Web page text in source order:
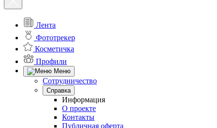
Лента
Фототрекер
Косметичка
Профили
Меню
Сотрудничество
Справка
Информация
О проекте
Контакты
Публичная оферта